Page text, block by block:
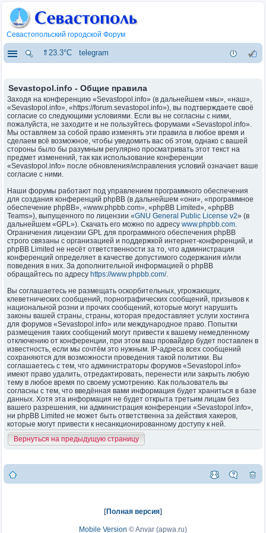
Севастопольский городской Форум
⇑23.3°C telegram
Sevastopol.info - Общие правила
Заходя на конференцию «Sevastopol.info» (в дальнейшем «мы», «наш»,
«Sevastopol.info», «https://forum.sevastopol.info»), вы подтверждаете своё
согласие со следующими условиями. Если вы не согласны с ними,
пожалуйста, не заходите и не пользуйтесь форумами «Sevastopol.info».
Мы оставляем за собой право изменять эти правила в любое время и
сделаем всё возможное, чтобы уведомить вас об этом, однако с вашей
стороны было бы разумным регулярно просматривать этот текст на
предмет изменений, так как использование конференции
«Sevastopol.info» после обновления/исправления условий означает ваше
согласие с ними.
Наши форумы работают под управлением программного обеспечения
для создания конференций phpBB (в дальнейшем «они», «программное
обеспечение phpBB», «www.phpbb.com», «phpBB Limited», «phpBB
Teams»), выпущенного по лицензии «GNU General Public License v2» (в
дальнейшем «GPL»). Скачать его можно по адресу www.phpbb.com.
Ограничения лицензии GPL для программного обеспечения phpBB
строго связаны с организацией и поддержкой интернет-конференций, и
phpBB Limited не несёт ответственности за то, что администрация
конференций определяет в качестве допустимого содержания и/или
поведения в них. За дополнительной информацией о phpBB
обращайтесь по адресу https://www.phpbb.com/.
Вы соглашаетесь не размещать оскорбительных, угрожающих,
клеветнических сообщений, порнографических сообщений, призывов к
национальной розни и прочих сообщений, которые могут нарушить
законы вашей страны, страны, которая предоставляет услуги хостинга
для форумов «Sevastopol.info» или международное право. Попытки
размещения таких сообщений могут привести к вашему немедленному
отключению от конференции, при этом ваш провайдер будет поставлен в
известность, если мы сочтём это нужным. IP-адреса всех сообщений
сохраняются для возможности проведения такой политики. Вы
соглашаетесь с тем, что администраторы форумов «Sevastopol.info»
имеют право удалить, отредактировать, перенести или закрыть любую
тему в любое время по своему усмотрению. Как пользователь вы
согласны с тем, что введённая вами информация будет храниться в базе
данных. Хотя эта информация не будет открыта третьим лицам без
вашего разрешения, ни администрация конференции «Sevastopol.info»,
ни phpBB Limited не может быть ответственна за действия хакеров,
которые могут привести к несанкционированному доступу к ней.
Вернуться на предыдущую страницу
[Полная версия]
Mobile Version ©Anvar (apwa.ru)